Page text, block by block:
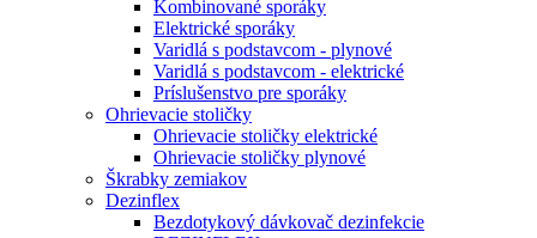
Kombinované sporáky
Elektrické sporáky
Varidlá s podstavcom - plynové
Varidlá s podstavcom - elektrické
Príslušenstvo pre sporáky
Ohrievacie stoličky
Ohrievacie stoličky elektrické
Ohrievacie stoličky plynové
Škrabky zemiakov
Dezinflex
Bezdotykový dávkovač dezinfekcie